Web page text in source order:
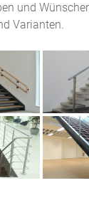
und
Varianten.